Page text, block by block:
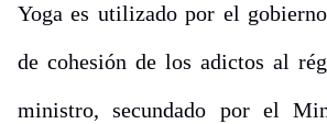
Yoga es utilizado por el
de cohesión de los adictos al
ministro, secundado por el